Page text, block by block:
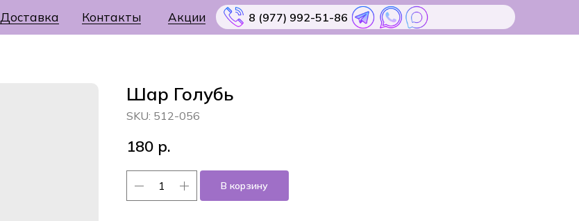
Доставка Акции
Контакты 8 (977) 992-51-86
Шар Голубь
SKU: 512-056
180 р.
В корзину